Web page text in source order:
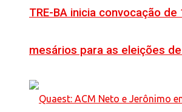
TRE-BA inicia convocação de
mesários para as eleições